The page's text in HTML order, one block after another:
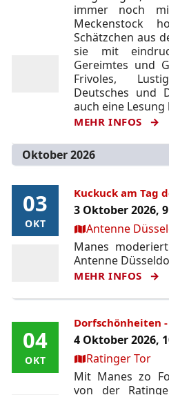
immer noch
Meckenstock
Schätzchen aus
sie mit
Gereimtes und
Frivoles,
Deutsches und
auch eine
MEHR INFOS
Oktober 2026
03
OKT
03
OKT
Kuckuck am Tag
3 Oktober 2026,
Ort:Antenne
Manes
Antenne
MEHR INFOS
04
OKT
04
OKT
Dorfschönheiten
4 Oktober 2026,
Ort:Ratinger Tor
Mit Manes zo
von der